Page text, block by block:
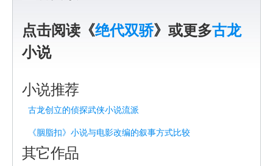
点击阅读《绝代双骄》或更多古龙
小说
小说推荐
古龙创立的侦探武侠小说流派
《胭脂扣》小说与电影改编的叙事方式比较
其它作品